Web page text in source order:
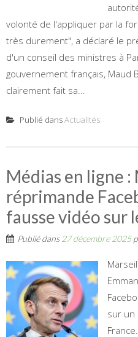
volonté de l'appliquer par la
très durement", a déclaré le
d'un conseil des ministres à
gouvernement français, Maud
clairement fait sa...
Publié dansActualités
Médias en ligne :
réprimande
fausse vidéo sur
Publié dans 27 décembre 2025
sur un